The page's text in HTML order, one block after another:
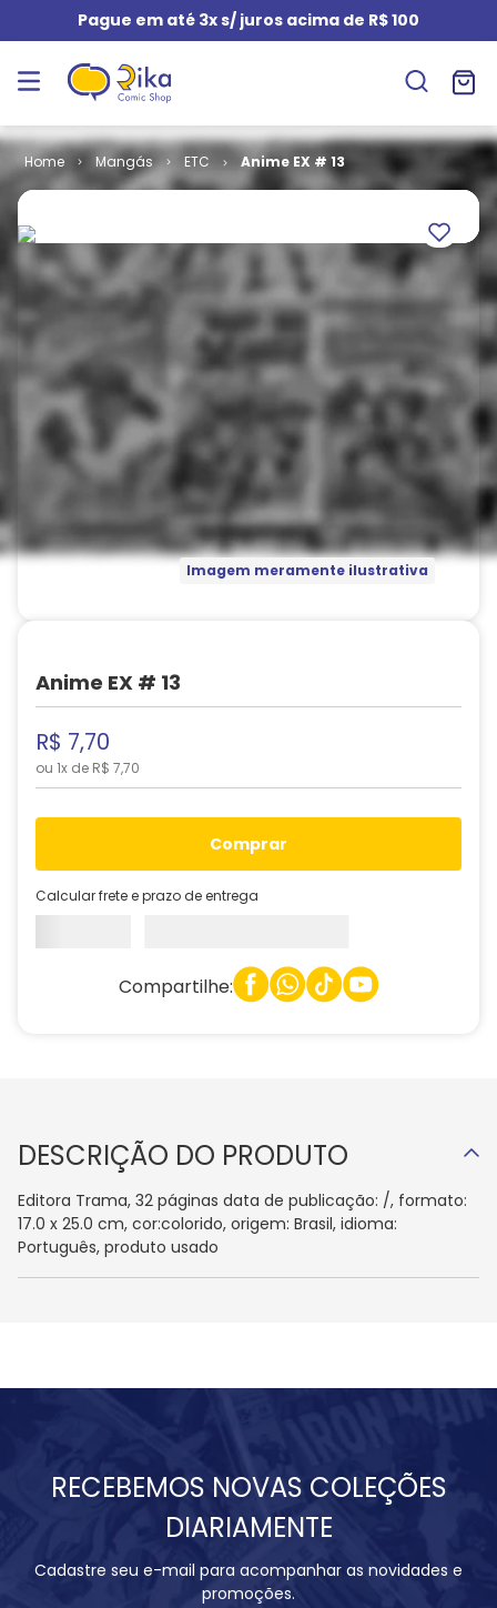
Pague em até 3x s/ juros acima de R$ 100
Mangás ETC Anime EX # 13
Imagem meramente ilustrativa
Anime EX # 13
R$ 7,70
ou 1x de R$ 7,70
comprar
Calcular frete e prazo de entrega
Compartilhe:
DESCRIÇÃO DO PRODUTO
Editora Trama, 32 páginas data de publicação: /, formato:
17.0 x 25.0 cm, cor:colorido, origem: Brasil, idioma:
Português, produto usado
RECEBEMOS NOVAS COLEÇÕES
DIARIAMENTE
Cadastre seu e-mail para acompanhar as novidades e
promoções.